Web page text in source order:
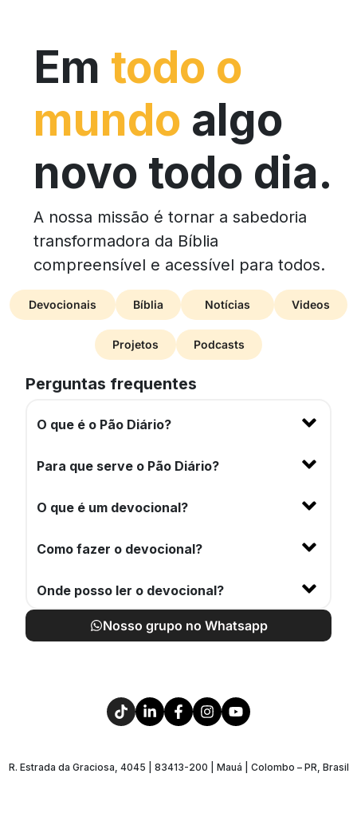
Em todo o
mundo algo
novo todo dia.
A nossa missão é tornar a sabedoria
transformadora da Bíblia
compreensível e acessível para todos.
Devocionais Bíblia Notícias Videos
Projetos Podcasts
Perguntas frequentes
O que é o Pão Diário?
Para que serve o Pão Diário?
O que é um devocional?
Como fazer o devocional?
Onde posso ler o devocional?
Nosso grupo no Whatsapp
R. Estrada da Graciosa, 4045 | 83413-200 | Mauá | Colombo – PR, Brasil